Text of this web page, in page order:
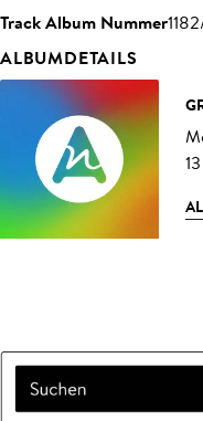
Track Album Nummer
ALBUMDETAILS